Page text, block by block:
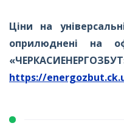
Ціни на
оприлюднені на
https://